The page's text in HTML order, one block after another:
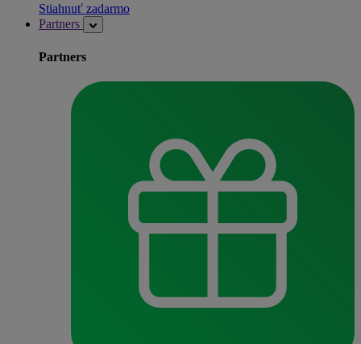
Stiahnuť zadarmo
Partners
Partners